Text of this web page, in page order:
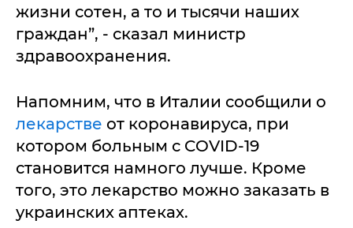
жизни сотен, а то и тысячи наших
граждан”, - сказал министр
здравоохранения.
Напомним, что в Италии сообщили о
лекарстве от коронавируса, при
котором больным с COVID-19
становится намного лучше. Кроме
того, это лекарство можно заказать в
украинских аптеках.